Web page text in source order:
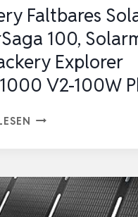
Faltbares
100,
Explorer
V2-100W
JACKERY
SOLARSAGA
100,